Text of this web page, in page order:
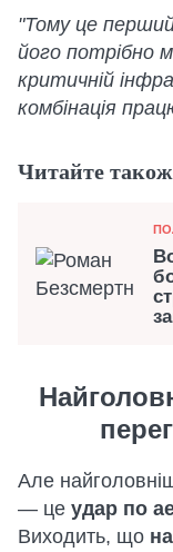
"Тому це
його потрібно
критичній
комбінація
Читайте
Але
— це удар по
Виходить, що